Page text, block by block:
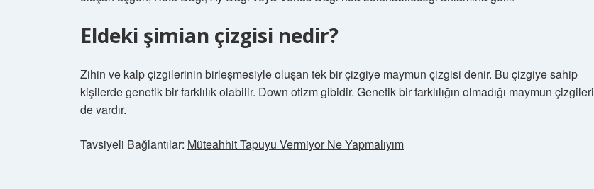
Eldeki şimian çizgisi nedir?
Zihin ve kalp çizgilerinin birleşmesiyle oluşan tek bir çizgiye maymun çizgisi denir. Bu çizgiye sahip
kişilerde genetik bir farklılık olabilir. Down otizm gibidir. Genetik bir farklılığın olmadığı maymun çizgileri
de vardır.
Tavsiyeli Bağlantılar: Müteahhit Tapuyu Vermiyor Ne Yapmalıyım